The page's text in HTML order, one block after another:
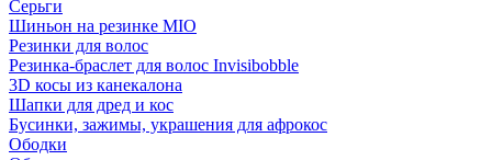
Серьги
Шиньон на резинке MIO
Резинки для волос
Резинка-браслет для волос Invisibobble
3D косы из канекалона
Шапки для дред и кос
Бусинки, зажимы, украшения для афрокос
Ободки